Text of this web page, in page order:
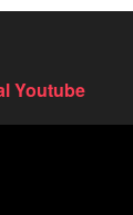
Youtube